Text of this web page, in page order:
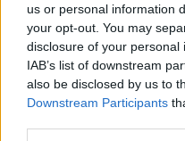
us or personal information
your opt-out. You may
disclosure of your
IAB’s list of downstream
also be disclosed by us to
Downstream Participants
Τελευταία
ΠΑΓΚΟΣΜΙΑ ΗΜΕΡΑ